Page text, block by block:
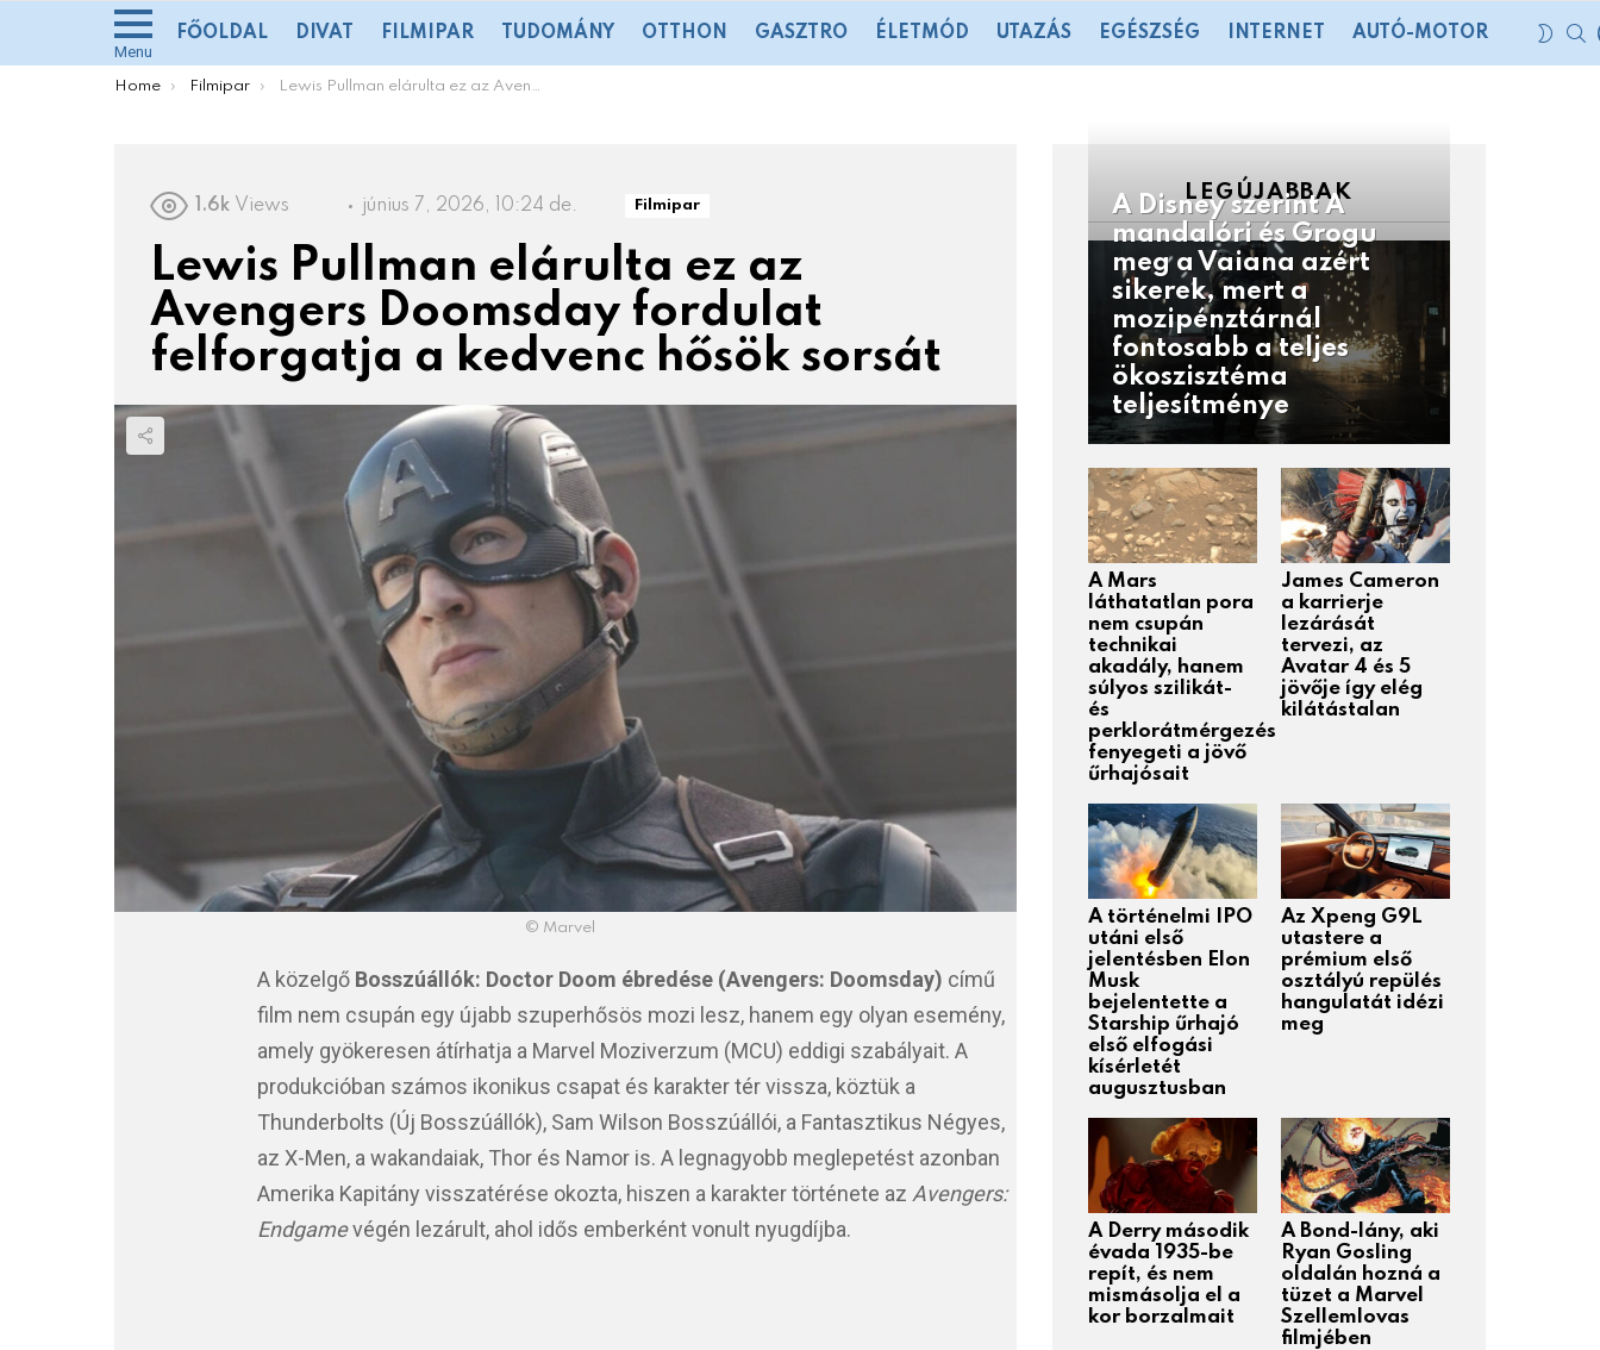
Menu
FŐOLDAL DIVAT FILMIPAR TUDOMÁNY OTTHON GASZTRO ÉLETMÓD UTAZÁS EGÉSZSÉG INTERNET AUTÓ-MOTOR
You are here:
Home Filmipar Lewis Pullman elárulta ez az Avengers Doomsday fordulat felforgatja a kedvenc hősök sorsát
1.6k Views június 7, 2026, 10:24 de. Filmipar
Lewis Pullman elárulta ez az
Avengers Doomsday fordulat
felforgatja a kedvenc hősök sorsát
© Marvel
A közelgő Bosszúállók: Doctor Doom ébredése (Avengers: Doomsday) című
film nem csupán egy újabb szuperhősös mozi lesz, hanem egy olyan esemény,
amely gyökeresen átírhatja a Marvel Moziverzum (MCU) eddigi szabályait. A
produkcióban számos ikonikus csapat és karakter tér vissza, köztük a
Thunderbolts (Új Bosszúállók), Sam Wilson Bosszúállói, a Fantasztikus Négyes,
az X-Men, a wakandaiak, Thor és Namor is. A legnagyobb meglepetést azonban
Amerika Kapitány visszatérése okozta, hiszen a karakter története az Avengers:
Endgamevégén lezárult, ahol idős emberként vonult nyugdíjba.
LEGÚJABBAK
A Disney szerint A
mandalóri és Grogu
meg a Vaiana azért
sikerek, mert a
mozipénztárnál
fontosabb a teljes
ökoszisztéma
teljesítménye
A Mars
láthatatlan pora
nem csupán
technikai
akadály, hanem
súlyos szilikát-
és
perklorátmérgezés
fenyegeti a jövő
űrhajósait
James Cameron
a karrierje
lezárását
tervezi, az
Avatar 4 és 5
jövője így elég
kilátástalan
A történelmi IPO
utáni első
jelentésben Elon
Musk
bejelentette a
Starship űrhajó
első elfogási
kísérletét
augusztusban
Az Xpeng G9L
utastere a
prémium első
osztályú repülés
hangulatát idézi
meg
A Derry második
évada 1935-be
repít, és nem
mismásolja el a
kor borzalmait
A Bond-lány, aki
Ryan Gosling
oldalán hozná a
tüzet a Marvel
Szellemlovas
filmjében